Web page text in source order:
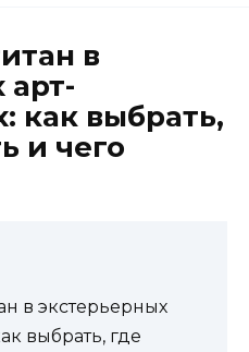
в
арт-
как выбрать,
и чего
в экстерьерных
выбрать, где